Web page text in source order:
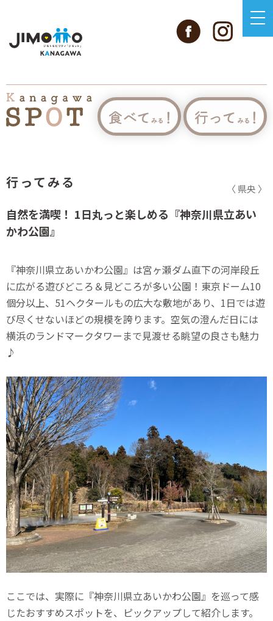
行ってみる 〈 県央 〉
自然を満喫！ 1日丸っと楽しめる『神奈川県立あい
かわ公園』
『神奈川県立あいかわ公園』は宮ヶ瀬ダム直下の河岸段丘
に広がる遊びどころ＆見どころが多い公園！東京ドーム10
個分以上、51ヘクタールもの広大な敷地があり、1日では遊
び尽くせないほどの規模を誇ります。空気の澄んだ日には
横浜のランドマークタワーまで見渡せる眺望の良さも魅力
♪
ここでは、実際に『神奈川県立あいかわ公園』を巡って感
じたおすすめスポットを、ピックアップして紹介します。